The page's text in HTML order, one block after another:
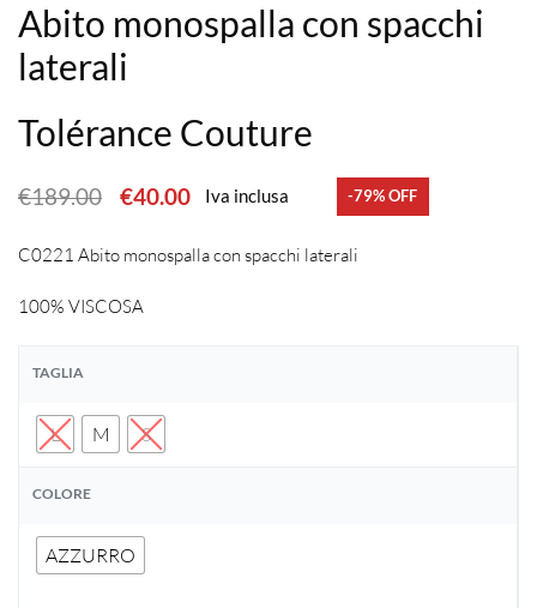
Abito monospalla con spacchi
laterali
Tolérance Couture
€189.00 €40.00 Iva inclusa -79% OFF
C0221 Abito monospalla con spacchi laterali
100% VISCOSA
TAGLIA
L M S
COLORE
AZZURRO